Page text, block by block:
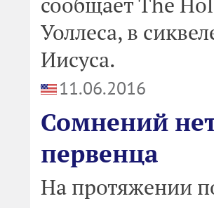
Уоллеса, в
Иисуса.
11.06.2016
Сомнений
первенца
На протяжении